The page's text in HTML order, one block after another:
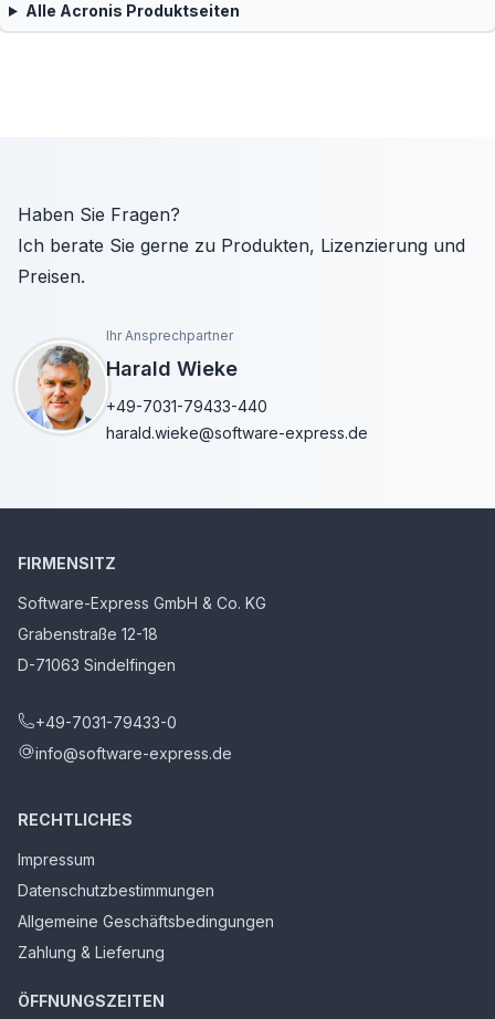
Alle Acronis Produktseiten
Haben Sie Fragen?
Ich berate Sie gerne zu Produkten, Lizenzierung und
Preisen.
Ihr Ansprechpartner
Harald Wieke
+49-7031-79433-440
harald.wieke@software-express.de
FIRMENSITZ
Software-Express GmbH & Co. KG
Grabenstraße 12-18
D-71063 Sindelfingen
+49-7031-79433-0
info@software-express.de
RECHTLICHES
Impressum
Datenschutzbestimmungen
Allgemeine Geschäftsbedingungen
Zahlung & Lieferung
ÖFFNUNGSZEITEN